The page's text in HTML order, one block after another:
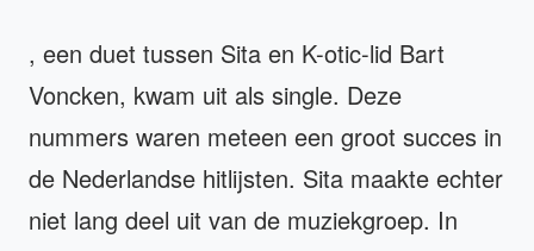
, een duet tussen Sita en K-otic-lid Bart
Voncken, kwam uit als single. Deze
nummers waren meteen een groot succes in
de Nederlandse hitlijsten. Sita maakte echter
niet lang deel uit van de muziekgroep. In